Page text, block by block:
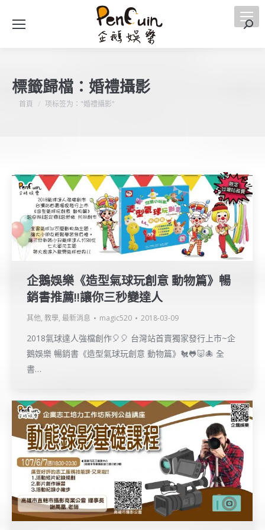
搜
標籤歸檔： 婚禮攝影
您在這裡：
首頁 项标签为："婚禮攝影"
企鵝娛樂《造型氣球玩創意 動物篇》暢
銷書推薦!!讓你三秒變達人
其他, 教學, 最新消息 magic520 2018-03-09
2018氣球達人強檔創作🎈🎈 台灣站首賣獨家發行上市~企
鵝娛樂 暢銷書《造型氣球玩創意 動物篇》🐔🐸🐷🐙 全
書…